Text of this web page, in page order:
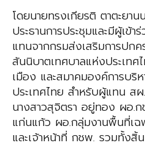
โดยนายทรงเกียรติ ตาตะยา
ประธานการประชุมและมีผู้เข้
แทนจากกรมส่งเสริมการปก
สันนิบาตเทศบาลแห่งประเทศ
เมือง และสมาคมองค์การบริ
ประเทศไทย สำหรับผู้แทน ส
นางสาวสุจิตรา อยู่ทอง ผอ.
แก่นแก้ว ผอ.กลุ่มงานพื้นที่เ
และเจ้าหน้าที่ กชพ. รวมทั้ง